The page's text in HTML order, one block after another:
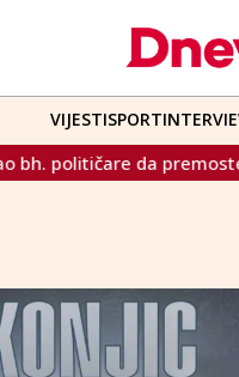
VIJESTISPORT
političare da premoste